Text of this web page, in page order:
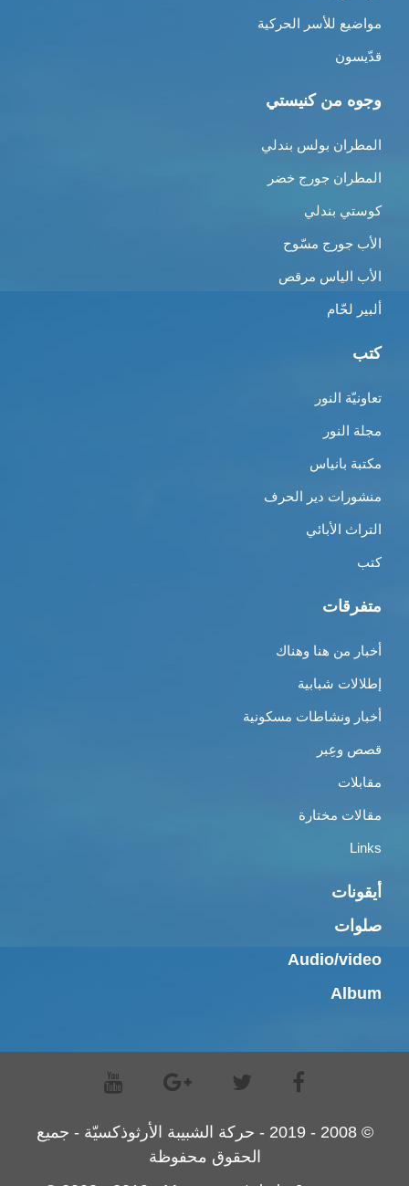
مواضيع للأسر الحركية
قدّيسون
وجوه من كنيستي
المطران بولس بندلي
المطران جورج خضر
كوستي بندلي
الأب جورج مسّوح
الأب الياس مرقص
ألبير لحّام
كتب
تعاونيّة النور
مجلة النور
مكتبة بانياس
منشورات دير الحرف
التراث الأبائي
كتب
متفرقات
أخبار من هنا وهناك
إطلالات شبابية
أخبار ونشاطات مسكونية
قصص وعِبر
مقابلات
مقالات مختارة
Links
أيقونات
صلوات
Audio/video
Album
© 2008 - 2019 - حركة الشبيبة الأرثوذكسيّة - جميع
الحقوق محفوظة